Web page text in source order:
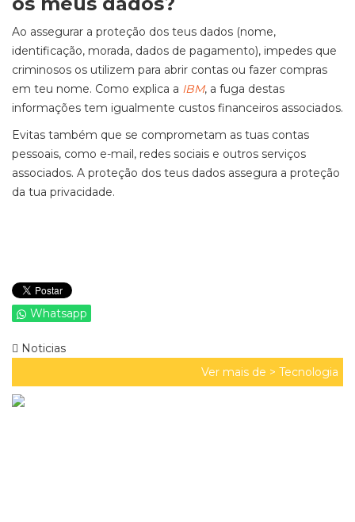
Ao assegurar a proteção dos teus dados (nome,
identificação, morada, dados de pagamento), impedes que
criminosos os utilizem para abrir contas ou fazer compras
em teu nome. Como explica a IBM, a fuga destas
informações tem igualmente custos financeiros associados.
Evitas também que se comprometam as tuas contas
pessoais, como e-mail, redes sociais e outros serviços
associados. A proteção dos teus dados assegura a proteção
da tua privacidade.
Whatsapp
Noticias
Ver mais de > Tecnologia